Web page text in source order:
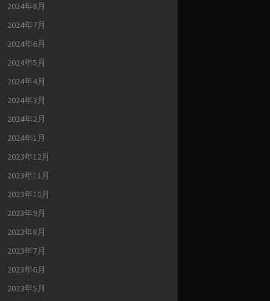
2024年8月
2024年7月
2024年6月
2024年5月
2024年4月
2024年3月
2024年2月
2024年1月
2023年12月
2023年11月
2023年10月
2023年9月
2023年8月
2023年7月
2023年6月
2023年5月